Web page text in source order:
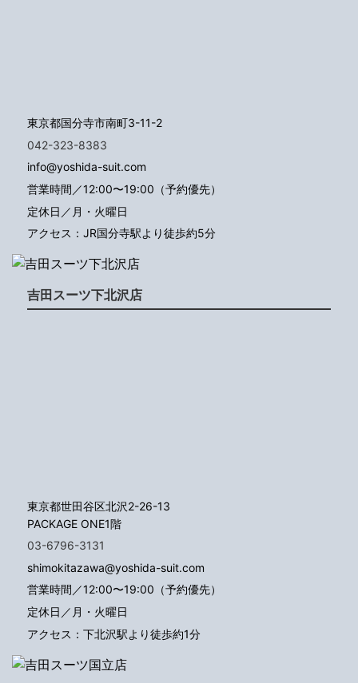
東京都国分寺市南町3-11-2
042-323-8383
info@yoshida-suit.com
営業時間／12:00〜19:00（予約優先）
定休日／月・火曜日
アクセス：JR国分寺駅より徒歩約5分
吉田スーツ下北沢店
東京都世田谷区北沢2-26-13
PACKAGE ONE1階
03-6796-3131
shimokitazawa@yoshida-suit.com
営業時間／12:00〜19:00（予約優先）
定休日／月・火曜日
アクセス：下北沢駅より徒歩約1分